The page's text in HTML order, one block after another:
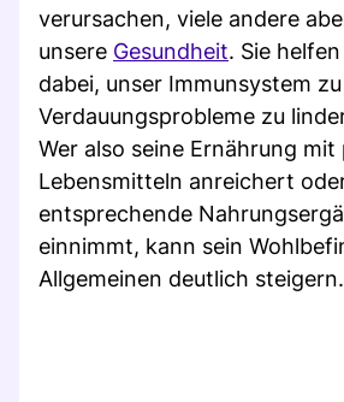
verursachen, viele andere
unsere Gesundheit. Sie
dabei, unser Immunsystem
Verdauungsprobleme zu
Wer also seine Ernährung
Lebensmitteln anreichert
entsprechende
einnimmt, kann sein
Allgemeinen deutlich steigern.